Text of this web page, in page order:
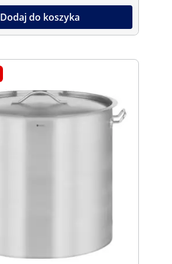
Dodaj do koszyka